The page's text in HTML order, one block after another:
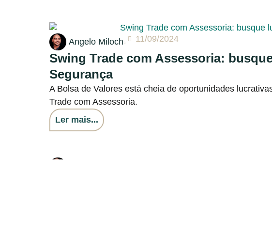
Angelo Miloch 11/09/2024
Swing Trade com Assessoria:
Segurança
A Bolsa de Valores está cheia de oportunidades
Trade com Assessoria.
Ler mais...